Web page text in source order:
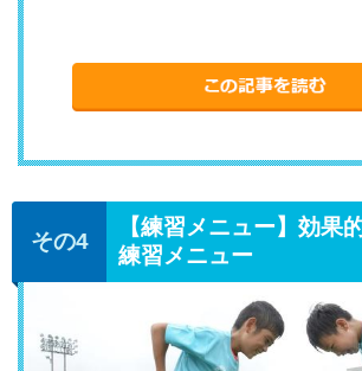
【練習メニュー】効果
練習メニュー